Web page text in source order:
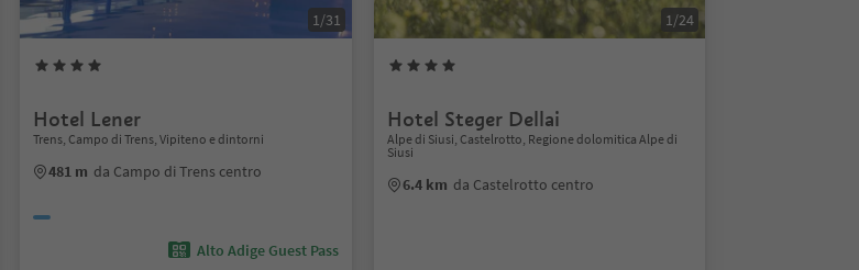
1/31
Hotel Lener
Trens, Campo di Trens, Vipiteno e dintorni
481 m da Campo di Trens centro
Alto Adige Guest Pass
1/24
Hotel Steger Dellai
Alpe di Siusi, Castelrotto, Regione dolomitica Alpe di
Siusi
6.4 km da Castelrotto centro